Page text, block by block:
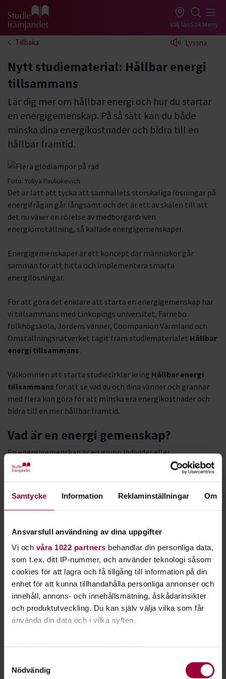
Samtycke Information Reklaminställningar Om
Ansvarsfull användning av dina uppgifter
Vi och våra 1022 partners behandlar din personliga data,
som t.ex. ditt IP-nummer, och använder teknologi såsom
cookies för att lagra och få tillgång till information på din
enhet för att kunna tillhandahålla personliga annonser och
innehåll, annons- och innehållsmätning, åskådarinsikter
och produktutveckling. Du kan själv välja vilka som får
använda din data och i vilka syften.
som kan ha en noggrannhet på upp till flera meter
Nödvändig
Gå till studiefrämjandets startsida Välj länSökMeny
Tillbaka Lyssna
Nytt studiematerial: Hållbar energi
tillsammans
Lär dig mer om hållbar energi och hur du startar
en energigemenskap. På så sätt kan du både
minska dina energikostnader och bidra till en
hållbar framtid.
Foto: Yuliya Pauliukevich
Det är lätt att tycka att samhällets storskaliga lösningar på
energifrågan går långsamt och det är ett av skälen till att
det nu växer en rörelse av medborgardriven
energiomställning, så kallade energigemenskaper.
Energigemenskaper är ett koncept där människor går
samman för att hitta och implementera smarta
energilösningar.
För att göra det enklare att starta en energigemenskap har
vi tillsammans med Linköpings universitet, Färnebo
folkhögskola, Jordens vänner, Coompanion Värmland och
Omställningsnätverket tagit fram studiematerialet Hållbar
energi tillsammans.
Välkommen att starta studiecirklar kring Hållbar energi
tillsammans för att se vad du och dina vänner och grannar
med flera kan göra för att minska era energikostnader och
bidra till en mer hållbar framtid.
Vad är en energi gemenskap?
En energigemenskap är en grupp individer eller
organisationer som samarbetar för att producera, dela och
använda energi på ett effektivt och hållbart sätt. Det kan
dela elbilar eller investera i gemensamma vindkraftverk.
investera tillsammans kan medlemmarna i en
energi gemenskap minska sina energikostnader.
Miljöpåverkan: Genom att använda förnybara
energikällor som sol och vind kan
energigemenskaper minska sitt koldioxidavtryck
och bidra till att bekämpa klimatförändringarna.
lösningar.